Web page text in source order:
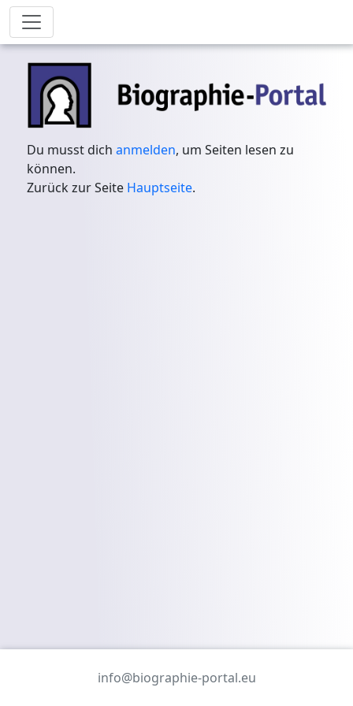
Du musst dichanmelden, um Seiten lesen zu
können.
Zurück zur Seite Hauptseite.
info@biographie-portal.eu